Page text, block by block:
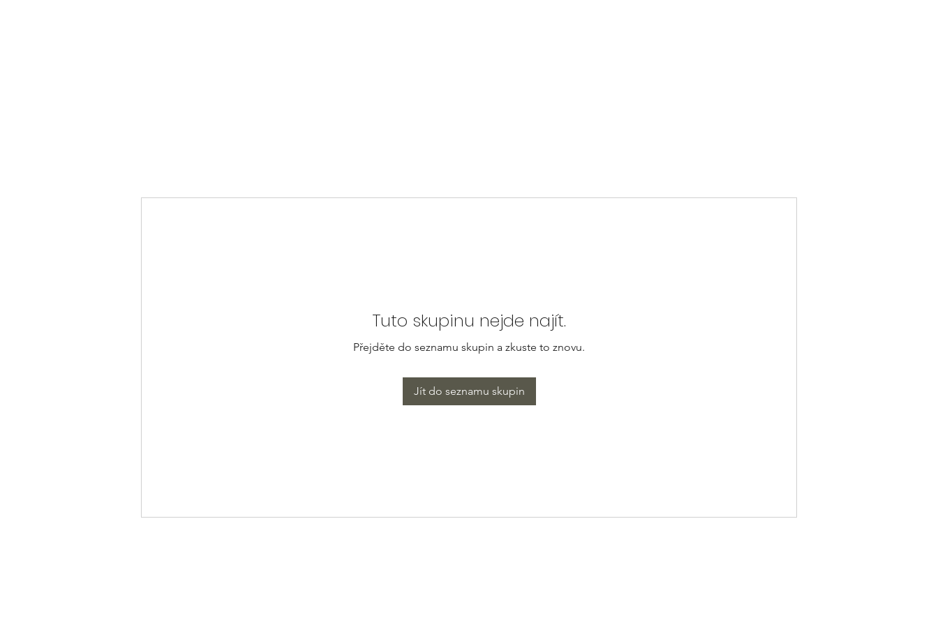
Tuto skupinu nejde najít.
Přejděte do seznamu skupin a zkuste to znovu.
Jít do seznamu skupin